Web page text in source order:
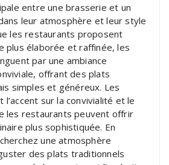
entre une brasserie et un
leur atmosphère et leur style
les restaurants proposent
plus élaborée et raffinée, les
par une ambiance
offrant des plats
simples et généreux. Les
sur la convivialité et le
les restaurants peuvent offrir
plus sophistiquée. En
une atmosphère
des plats traditionnels